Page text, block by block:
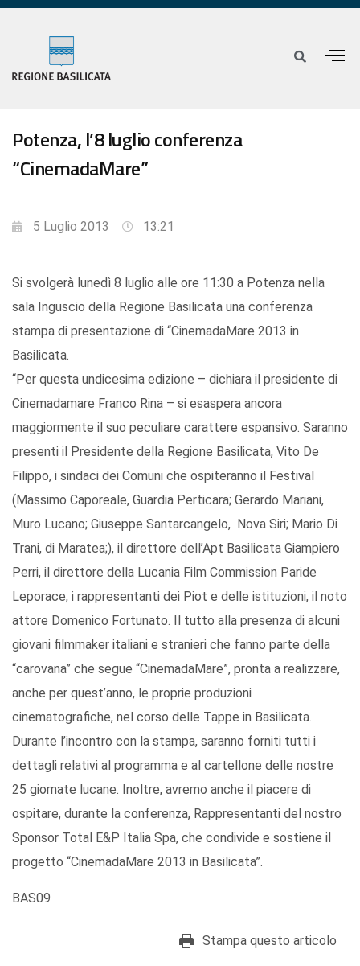
Potenza, l’8 luglio conferenza
“CinemadaMare”
5 Luglio 2013 13:21
Si svolgerà lunedì 8 luglio alle ore 11:30 a Potenza nella
sala Inguscio della Regione Basilicata una conferenza
stampa di presentazione di “CinemadaMare 2013 in
Basilicata.
“Per questa undicesima edizione – dichiara il presidente di
Cinemadamare Franco Rina – si esaspera ancora
maggiormente il suo peculiare carattere espansivo. Saranno
presenti il Presidente della Regione Basilicata, Vito De
Filippo, i sindaci dei Comuni che ospiteranno il Festival
(Massimo Caporeale, Guardia Perticara; Gerardo Mariani,
Muro Lucano; Giuseppe Santarcangelo, Nova Siri; Mario Di
Trani, di Maratea;), il direttore dell’Apt Basilicata Giampiero
Perri, il direttore della Lucania Film Commission Paride
Leporace, i rappresentanti dei Piot e delle istituzioni, il noto
attore Domenico Fortunato. Il tutto alla presenza di alcuni
giovani filmmaker italiani e stranieri che fanno parte della
“carovana” che segue “CinemadaMare”, pronta a realizzare,
anche per quest’anno, le proprie produzioni
cinematografiche, nel corso delle Tappe in Basilicata.
Durante l’incontro con la stampa, saranno forniti tutti i
dettagli relativi al programma e al cartellone delle nostre
25 giornate lucane. Inoltre, avremo anche il piacere di
ospitare, durante la conferenza, Rappresentanti del nostro
Sponsor Total E&P Italia Spa, che condivide e sostiene il
progetto “CinemadaMare 2013 in Basilicata”.
BAS09
Stampa questo articolo